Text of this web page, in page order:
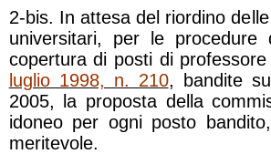
2-bis. In attesa del riordino
universitari, per le procedure
copertura di posti di
luglio 1998, n. 210, bandite
2005, la proposta della
idoneo per ogni posto
meritevole.